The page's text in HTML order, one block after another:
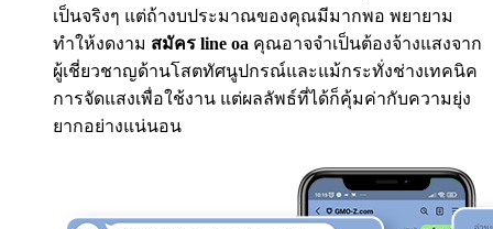
เป็นจริงๆ แต่ถ้างบประมาณของคุณมีมากพอ พยายาม
ทำให้งดงาม สมัคร line oa คุณอาจจำเป็นต้องจ้างแสงจาก
ผู้เชี่ยวชาญด้านโสตทัศนูปกรณ์และแม้กระทั่งช่างเทคนิค
การจัดแสงเพื่อใช้งาน แต่ผลลัพธ์ที่ได้ก็คุ้มค่ากับความยุ่ง
ยากอย่างแน่นอน